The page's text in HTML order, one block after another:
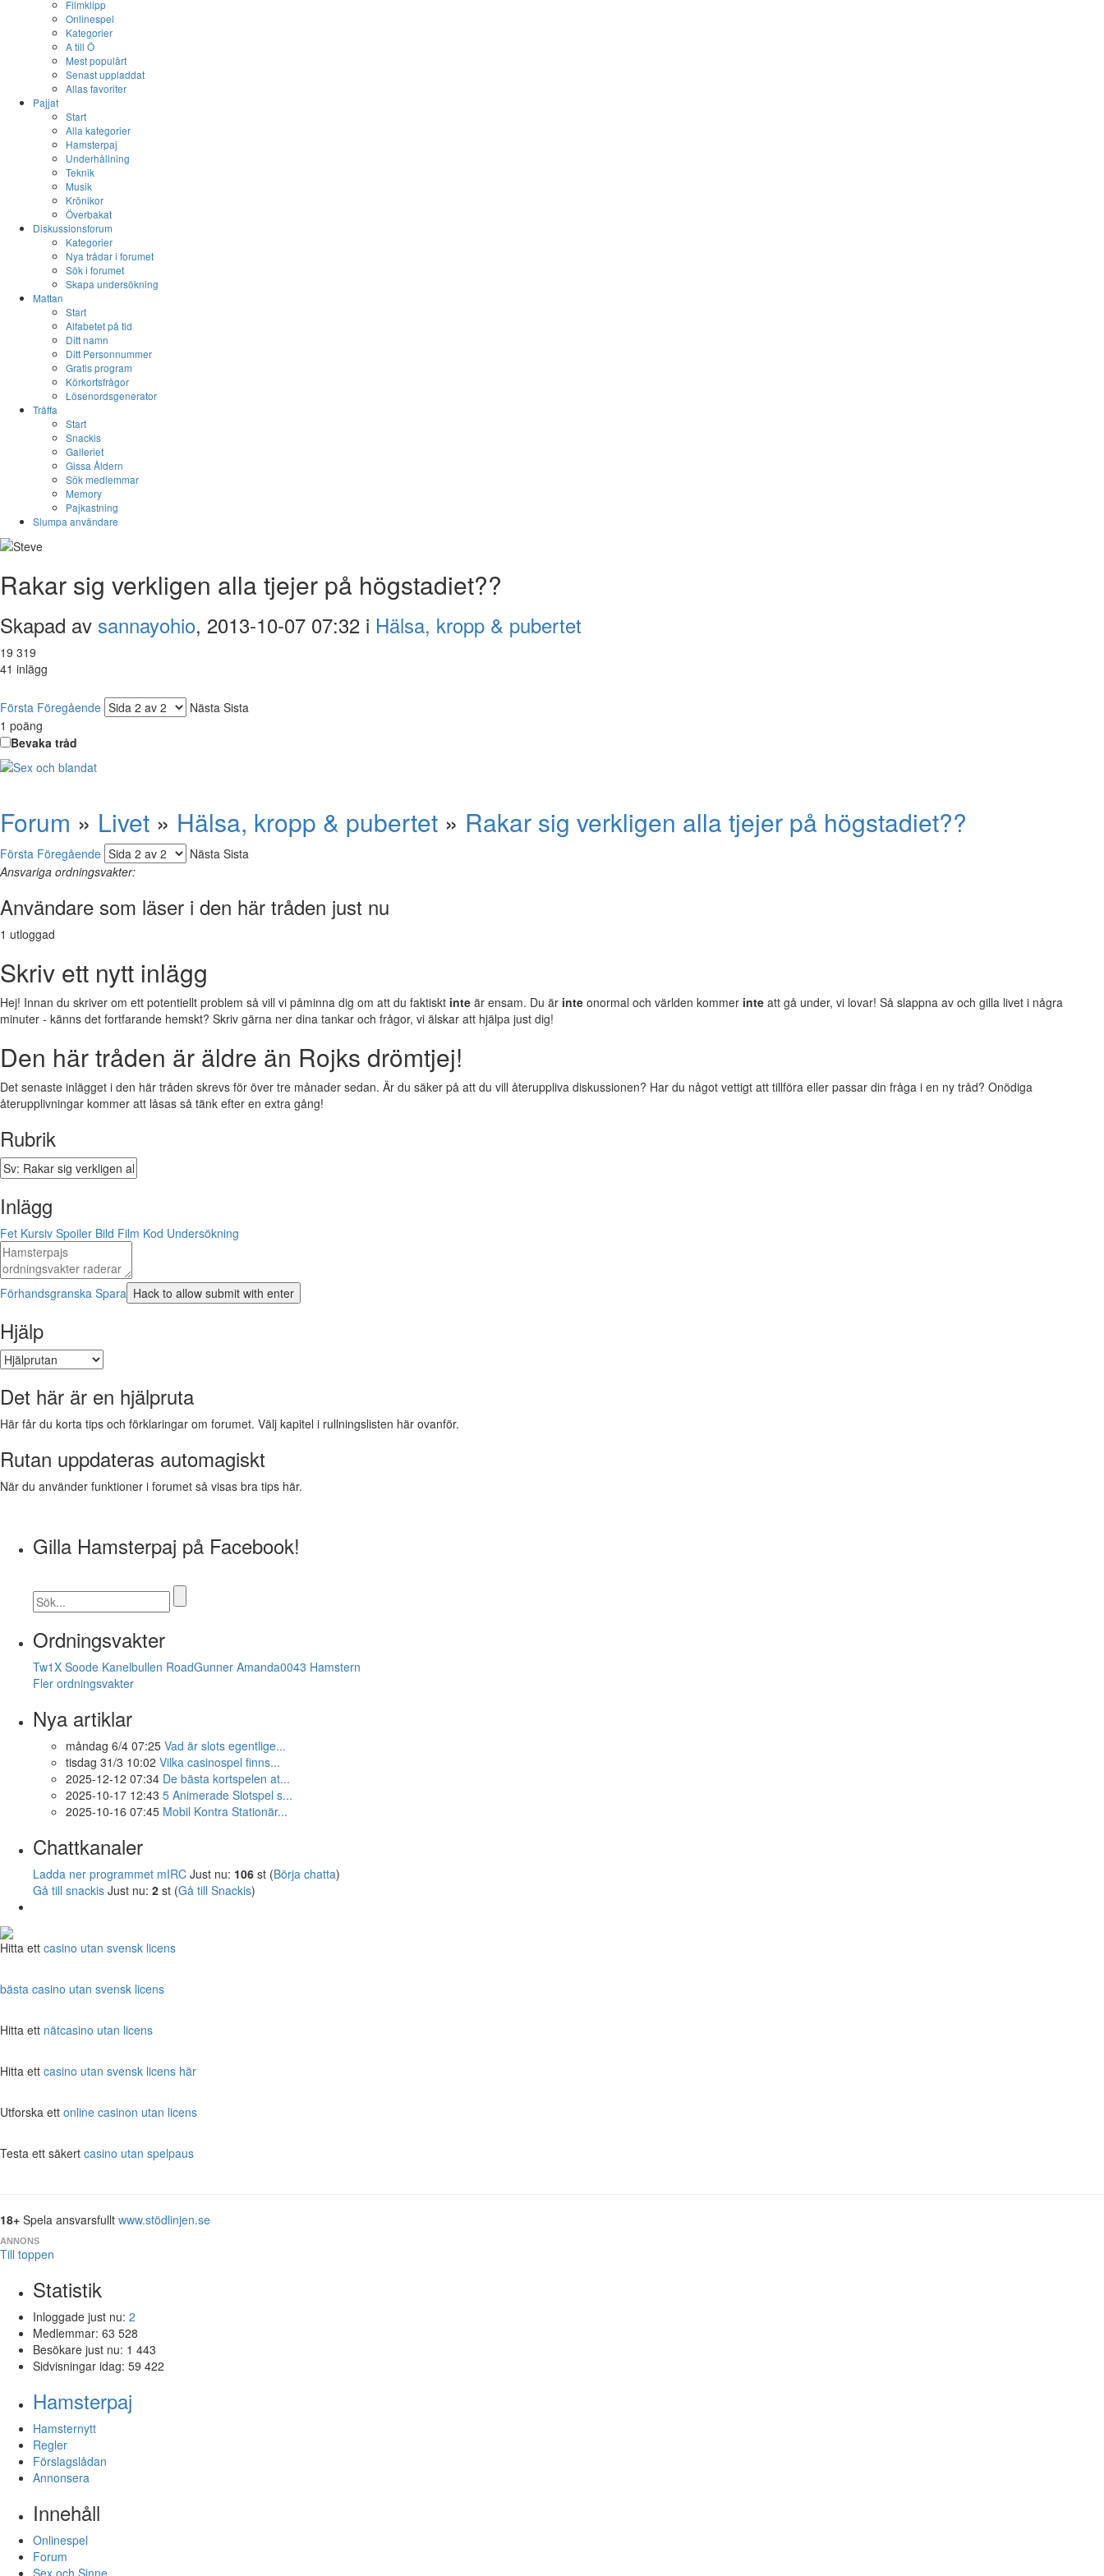
Filmklipp
Onlinespel
Kategorier
A till Ö
Mest populärt
Senast uppladdat
Allas favoriter
Pajjat
Start
Alla kategorier
Hamsterpaj
Underhållning
Teknik
Musik
Krönikor
Överbakat
Diskussionsforum
Kategorier
Nya trådar i forumet
Sök i forumet
Skapa undersökning
Mattan
Start
Alfabetet på tid
Ditt namn
Ditt Personnummer
Gratis program
Körkortsfrågor
Lösenordsgenerator
Träffa
Start
Snackis
Galleriet
Gissa Åldern
Sök medlemmar
Memory
Pajkastning
Slumpa användare
Rakar sig verkligen alla tjejer på högstadiet??
Skapad av sannayohio, 2013-10-07 07:32 i Hälsa, kropp & pubertet
19 319
41 inlägg
Första Föregående Nästa Sista
1 poäng
Bevaka tråd
Forum » Livet » Hälsa, kropp & pubertet » Rakar sig verkligen alla tjejer på högstadiet??
Första Föregående Nästa Sista
Ansvariga ordningsvakter:
Användare som läser i den här tråden just nu
1 utloggad
Skriv ett nytt inlägg
Hej! Innan du skriver om ett potentiellt problem så vill vi påminna dig om att du faktiskt inte är ensam. Du är inte onormal och världen kommer inte att gå under, vi lovar! Så slappna av och gilla livet i några
minuter - känns det fortfarande hemskt? Skriv gärna ner dina tankar och frågor, vi älskar att hjälpa just dig!
Den här tråden är äldre än Rojks drömtjej!
Det senaste inlägget i den här tråden skrevs för över tre månader sedan. Är du säker på att du vill återuppliva diskussionen? Har du något vettigt att tillföra eller passar din fråga i en ny tråd? Onödiga
återupplivningar kommer att låsas så tänk efter en extra gång!
Rubrik
Inlägg
Fet Kursiv Spoiler Bild Film Kod Undersökning
Förhandsgranska Spara
Hjälp
Det här är en hjälpruta
Här får du korta tips och förklaringar om forumet. Välj kapitel i rullningslisten här ovanför.
Rutan uppdateras automagiskt
När du använder funktioner i forumet så visas bra tips här.
Gilla Hamsterpaj på Facebook!
Ordningsvakter
Tw1X Soode Kanelbullen RoadGunner Amanda0043 Hamstern
Fler ordningsvakter
Nya artiklar
måndag 6/4 07:25 Vad är slots egentlige...
tisdag 31/3 10:02 Vilka casinospel finns...
2025-12-12 07:34 De bästa kortspelen at...
2025-10-17 12:43 5 Animerade Slotspel s...
2025-10-16 07:45 Mobil Kontra Stationär...
Chattkanaler
Ladda ner programmet mIRC Just nu: 106 st (Börja chatta)
Gå till snackis Just nu: 2 st (Gå till Snackis)
Hitta ett casino utan svensk licens
bästa casino utan svensk licens
Hitta ett nätcasino utan licens
Hitta ett casino utan svensk licens här
Utforska ett online casinon utan licens
Testa ett säkert casino utan spelpaus
18+ Spela ansvarsfullt www.stödlinjen.se
ANNONS
Till toppen
Statistik
Inloggade just nu: 2
Medlemmar: 63 528
Besökare just nu: 1 443
Sidvisningar idag: 59 422
Hamsterpaj
Hamsternytt
Regler
Förslagslådan
Annonsera
Innehåll
Onlinespel
Forum
Sex och Sinne